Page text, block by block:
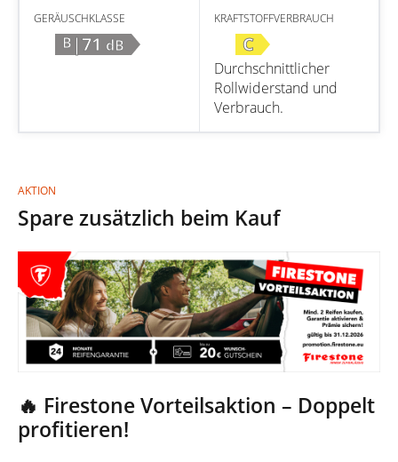
GERÄUSCHKLASSE
B |71 dB
KRAFTSTOFFVERBRAUCH
C
Durchschnittlicher
Rollwiderstand und
Verbrauch.
AKTION
Spare zusätzlich beim Kauf
🔥 Firestone Vorteilsaktion – Doppelt
profitieren!